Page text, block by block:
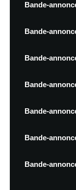
Bande-
Bande-
Bande-
Bande-
Bande-
Bande-
Bande-